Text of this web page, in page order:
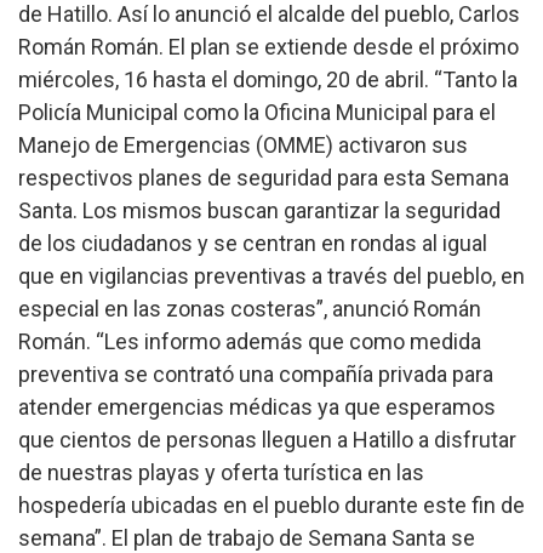
de Hatillo. Así lo anunció el alcalde del pueblo, Carlos
Román Román. El plan se extiende desde el próximo
miércoles, 16 hasta el domingo, 20 de abril. “Tanto la
Policía Municipal como la Oficina Municipal para el
Manejo de Emergencias (OMME) activaron sus
respectivos planes de seguridad para esta Semana
Santa. Los mismos buscan garantizar la seguridad
de los ciudadanos y se centran en rondas al igual
que en vigilancias preventivas a través del pueblo, en
especial en las zonas costeras”, anunció Román
Román. “Les informo además que como medida
preventiva se contrató una compañía privada para
atender emergencias médicas ya que esperamos
que cientos de personas lleguen a Hatillo a disfrutar
de nuestras playas y oferta turística en las
hospedería ubicadas en el pueblo durante este fin de
semana”. El plan de trabajo de Semana Santa se